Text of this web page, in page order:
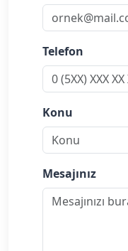
Telefon
Konu
Mesajınız